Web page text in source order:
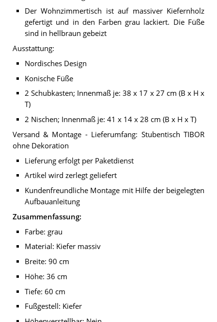
Der Wohnzimmertisch ist auf massiver Kiefernholz
gefertigt und in den Farben grau lackiert. Die Füße
sind in hellbraun gebeizt
Ausstattung:
Nordisches Design
Konische Füße
2 Schubkasten; Innenmaß je: 38 x 17 x 27 cm (B x H x
T)
2 Nischen; Innenmaß je: 41 x 14 x 28 cm (B x H x T)
Versand & Montage - Lieferumfang: Stubentisch TIBOR
ohne Dekoration
Lieferung erfolgt per Paketdienst
Artikel wird zerlegt geliefert
Kundenfreundliche Montage mit Hilfe der beigelegten
Aufbauanleitung
Zusammenfassung:
Farbe: grau
Material: Kiefer massiv
Breite: 90 cm
Höhe: 36 cm
Tiefe: 60 cm
Fußgestell: Kiefer